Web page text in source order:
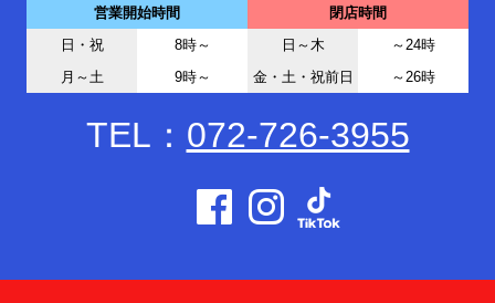
営業開始時間
閉店時間
日・祝
8時～ 日～木
～24時
月～土
9時～ 金・土・祝前日 ～26時
TEL： 072-726-3955